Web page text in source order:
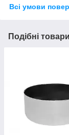
Всі умови
Подібні